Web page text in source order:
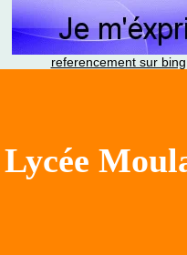
referencement sur bing
Lycée